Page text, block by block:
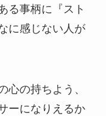
る事柄に『スト
に感じない人が
心の持ちよう、
ーになりえるか